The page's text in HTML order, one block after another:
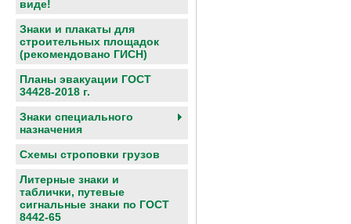
виде!
Знаки и плакаты для
строительных площадок
(рекомендовано ГИСН)
Планы эвакуации ГОСТ
34428-2018 г.
Знаки специального
назначения
Схемы строповки грузов
Литерные знаки и
таблички, путевые
сигнальные знаки по ГОСТ
8442-65